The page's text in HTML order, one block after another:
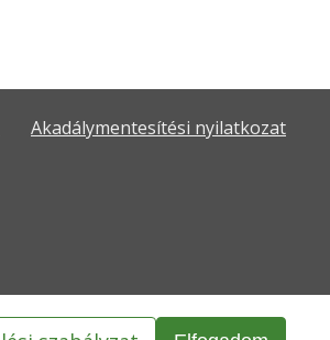
Akadálymentesítési nyilatkozat